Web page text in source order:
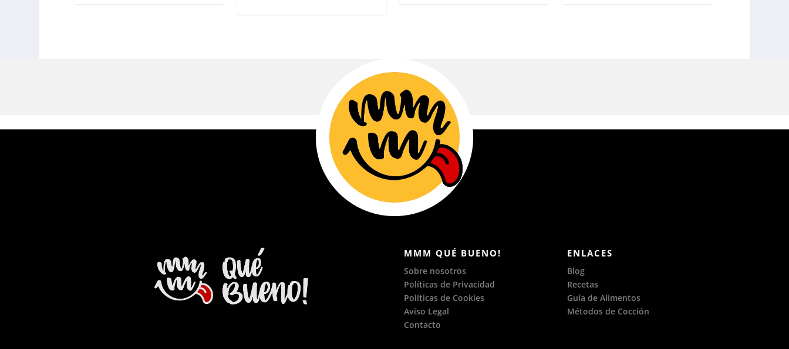
MMM QUÉ BUENO!
Sobre nosotros
Políticas de Privacidad
Políticas de Cookies
Aviso Legal
Contacto
ENLACES
Blog
Recetas
Guía de Alimentos
Métodos de Cocción